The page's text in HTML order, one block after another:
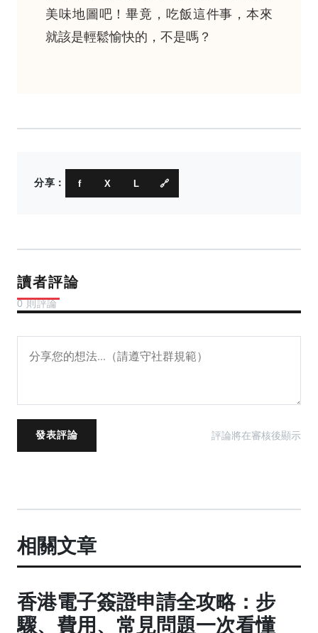
美味地圖吧！畢竟，吃飯這件事，本來
就該是輕鬆愉快的，不是嗎？
分享： f X L 🔗
讀者評論
0 則評論
發表評論 評論將在審核後顯示
相關文章
香港電子簽證申請全攻略：步
驟、費用、常見問題一次看懂